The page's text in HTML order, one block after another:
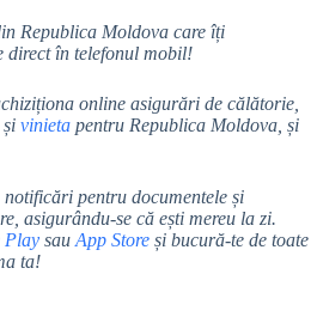
Republica Moldova care îți
direct în telefonul mobil!
online asigurări de călătorie,
și vinieta pentru Republica Moldova, și
pentru documentele și
asigurându-se că ești mereu la zi.
Play sau App Store și bucură-te de toate
ta!